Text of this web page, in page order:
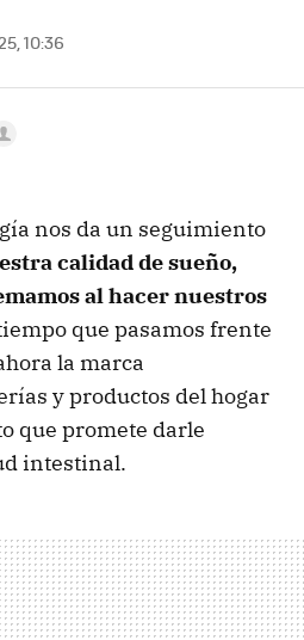
10:36
nos da un seguimiento
calidad de sueño,
al hacer nuestros
que pasamos frente
la marca
y productos del hogar
que promete darle
intestinal.